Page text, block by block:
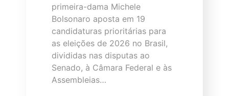
primeira-dama Michele
Bolsonaro aposta em 19
candidaturas prioritárias para
as eleições de 2026 no Brasil,
divididas nas disputas ao
Senado, à Câmara Federal e às
Assembleias…